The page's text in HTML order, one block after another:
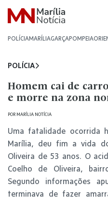
POLÍCIAMARÍLIAGARÇAPOMPEIA
POLÍCIA
Homem cai de
e morre na zona
POR MARÍLIA NOTÍCIA
Uma fatalidade ocorrida
Marília, deu fim a vida
Oliveira de 53 anos. O
Coelho de Oliveira,
Segundo informações
terminava de fazer